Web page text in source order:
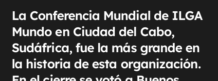
La Conferencia Mundial de ILGA
Mundo en Ciudad del Cabo,
Sudáfrica, fue la más grande en
la historia de esta organización.